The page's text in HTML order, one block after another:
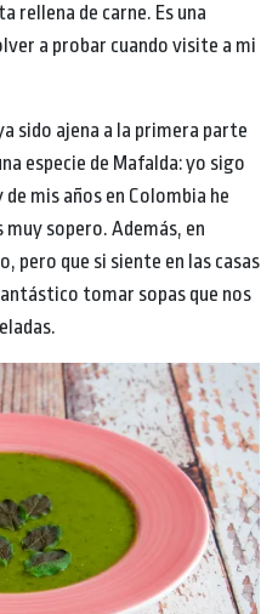
rellena de carne. Es una
a probar cuando visite a mi
sido ajena a la primera parte
especie de Mafalda: yo sigo
mis años en Colombia he
sopero. Además, en
pero que si siente en las casas
tomar sopas que nos